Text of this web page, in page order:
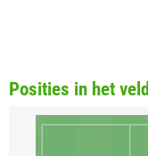
Posities in het veld